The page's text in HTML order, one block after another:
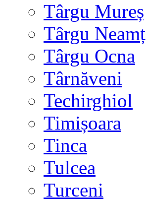
Târgu Mureș
Târgu Neamț
Târgu Ocna
Târnăveni
Techirghiol
Timișoara
Tinca
Tulcea
Turceni